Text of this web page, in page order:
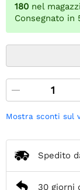
180 nel
Consegnato in
Mostra sconti sul
Spedito
30 giorni